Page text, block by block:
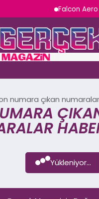
Falcon Aero
numara çıkan numaralar
Yükleniyor...